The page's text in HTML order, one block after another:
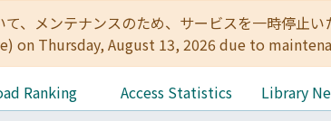
て、メンテナンスのため、サービスを一時停
on Thursday, August 13, 2026 due to
Ranking Access Statistics
Library